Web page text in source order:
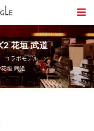
2 花垣 武道
コラボモデル
垣 武道